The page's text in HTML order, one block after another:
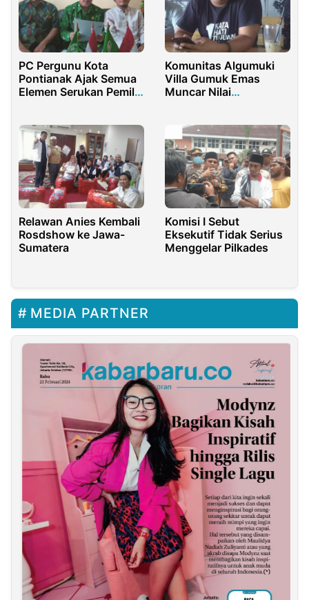
PC Pergunu Kota
Pontianak Ajak Semua
Elemen Serukan Pemilu
Komunitas Algumuki
Villa Gumuk Emas
Muncar Nilai
Sebatas Sillaturahmi
Relawan Anies Kembali
Rosdshow ke Jawa-
Sumatera
Komisi I Sebut
Eksekutif Tidak Serius
Menggelar Pilkades
MEDIA PARTNER